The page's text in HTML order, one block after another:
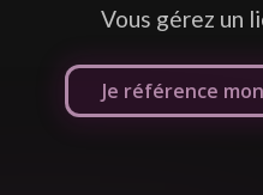
Vous gérez un
Je référence